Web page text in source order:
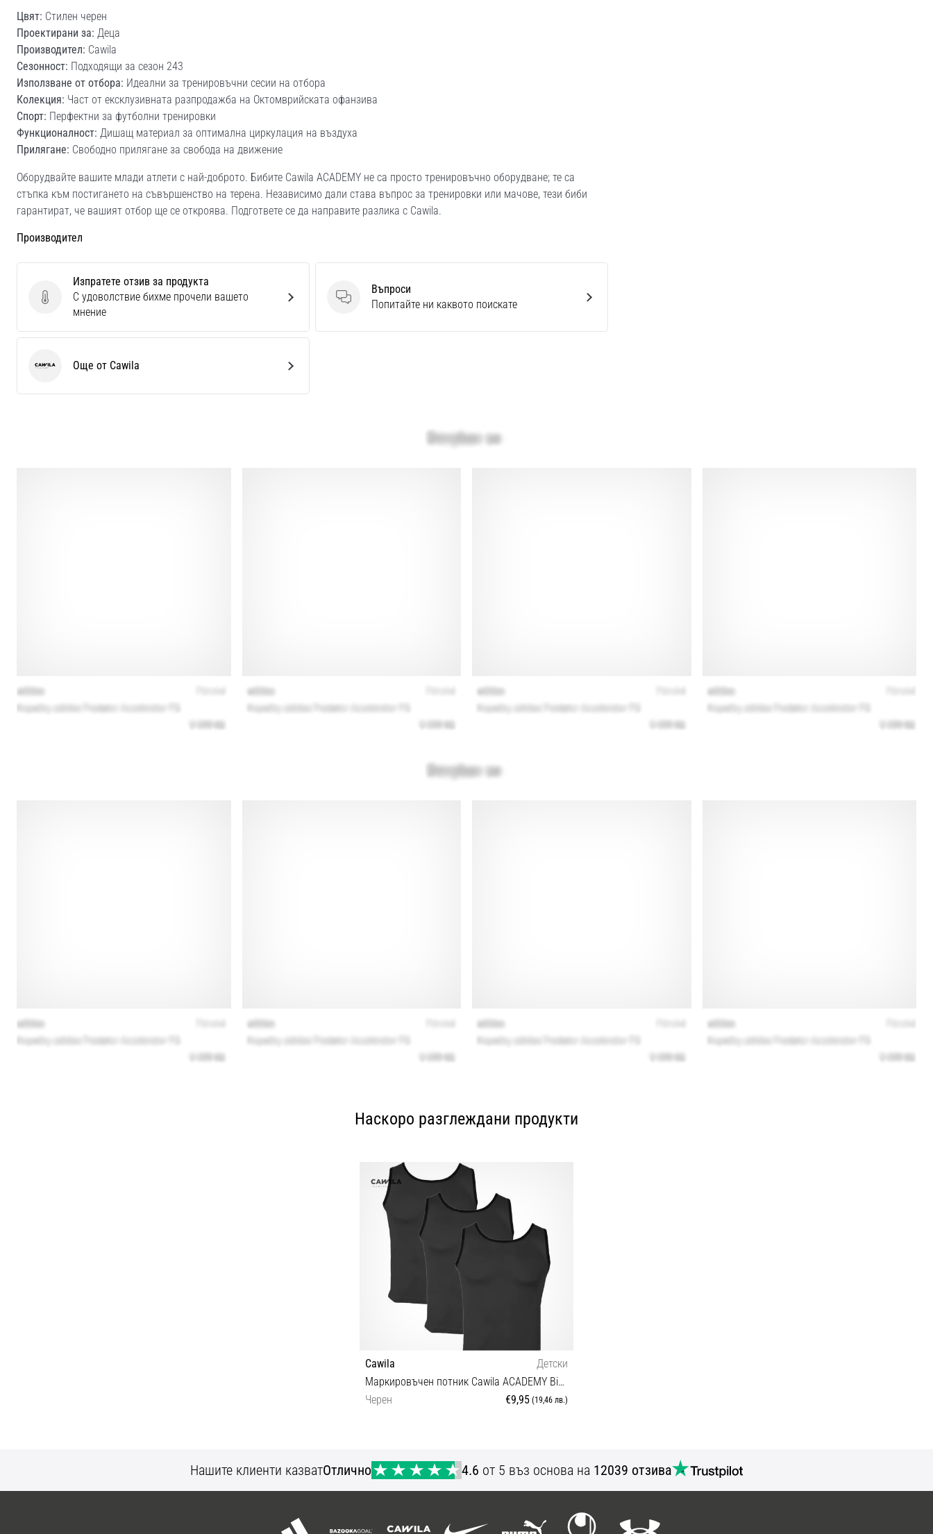
Цвят: Стилен черен
Проектирани за: Деца
Производител: Cawila
Сезонност: Подходящи за сезон 243
Използване от отбора: Идеални за тренировъчни сесии на отбора
Колекция: Част от ексклузивната разпродажба на Октомврийската офанзива
Спорт: Перфектни за футболни тренировки
Функционалност: Дишащ материал за оптимална циркулация на въздуха
Прилягане: Свободно прилягане за свобода на движение
Оборудвайте вашите млади атлети с най-доброто. Бибите Cawila ACADEMY не са просто тренировъчно оборудване; те са
стъпка към постигането на съвършенство на терена. Независимо дали става въпрос за тренировки или мачове, тези биби
гарантират, че вашият отбор ще се откроява. Подгответе се да направите разлика с Cawila.
Производител
Изпратете отзив за продукта
Изпратете отзив за продукта
С удоволствие бихме прочели вашето
мнение
Въпроси
Въпроси
Попитайте ни каквото поискате
Cawila Още от Cawila
Наскоро разглеждани продукти
Cawila
Детски
Маркировъчен потник Cawila ACADEMY Bib 3pack Kids
Черен
€9,95 (19,46 лв.)
Нашите клиенти казватОтлично 4.6 от 5 въз основа на 12039 отзива